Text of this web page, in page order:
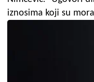
iznosima koji su